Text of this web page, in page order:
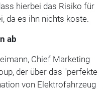
hierbei das Risiko für
da es ihn nichts koste.
ab
Chief Marketing
der über das "perfekte
von Elektrofahrzeug